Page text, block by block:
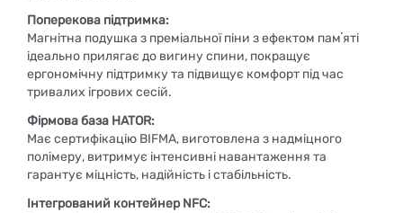
Поперекова підтримка:
Магнітна подушка з преміальної піни з ефектом памʼяті
ідеально прилягає до вигину спини, покращує
ергономічну підтримку та підвищує комфорт під час
тривалих ігрових сесій.
Фірмова база HATOR:
Має сертифікацію BIFMA, виготовлена з надміцного
полімеру, витримує інтенсивні навантаження та
гарантує міцність, надійність і стабільність.
Інтегрований контейнер NFC: